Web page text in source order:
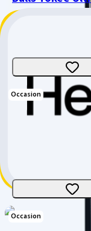
Occasion
Orbea Rallon
Occasion